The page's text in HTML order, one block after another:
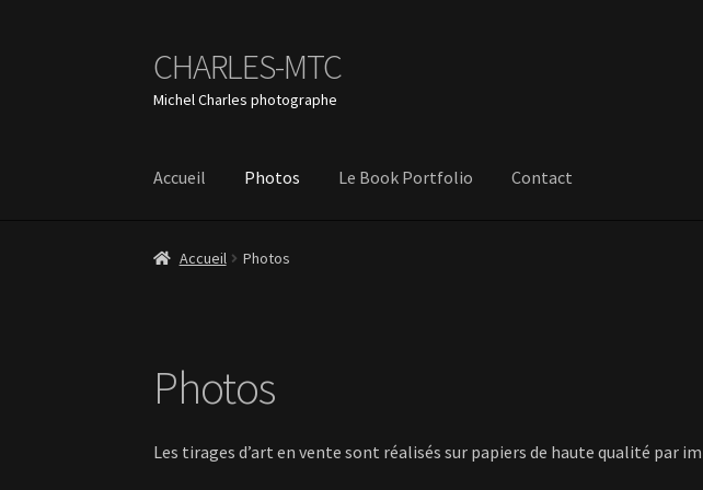
Aller
à
la
Aller
au
contenu
CHARLES-MTC
Michel Charles photographe
Accueil Photos Le Book Portfolio Contact
Accueil Photos
Photos
Les tirages d’art en vente sont réalisés sur papiers de haute qualité par